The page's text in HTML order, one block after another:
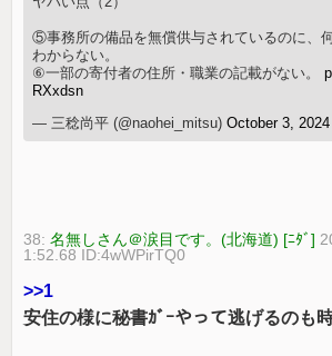
⑤事務所の備品を無償供与されているのに、
わからない。
⑥一部の寄付者の住所・職業の記載がない。
RXxdsn
— 三稔尚平 (@naohei_mitsu)October 3, 2024
38:名無しさん＠涙目です。(北海道) [ﾆﾀﾞ]
1:52.68 ID:4wWPirTQ0
>>1
安住の様に秘書ｶﾞｰやって逃げるのも